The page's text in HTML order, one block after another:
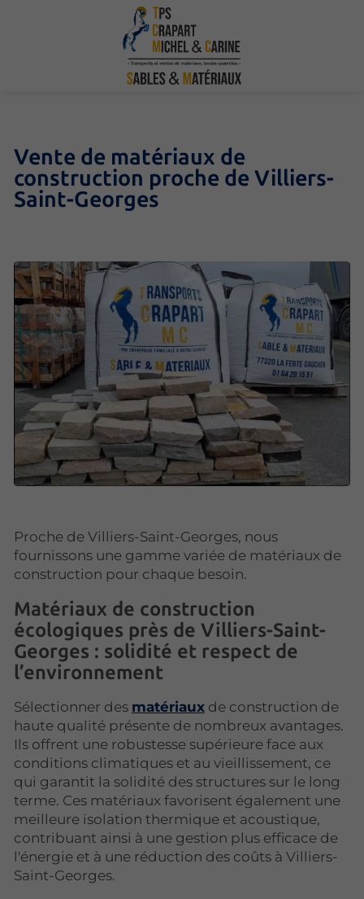
Vente de matériaux de
construction proche de Villiers-
Saint-Georges
Proche de Villiers-Saint-Georges, nous
fournissons une gamme variée de matériaux de
construction pour chaque besoin.
Matériaux de construction
écologiques près de Villiers-Saint-
Georges : solidité et respect de
l’environnement
Sélectionner des matériaux de construction de
haute qualité présente de nombreux avantages.
Ils offrent une robustesse supérieure face aux
conditions climatiques et au vieillissement, ce
qui garantit la solidité des structures sur le long
terme. Ces matériaux favorisent également une
meilleure isolation thermique et acoustique,
contribuant ainsi à une gestion plus efficace de
l'énergie et à une réduction des coûts à Villiers-
Saint-Georges.